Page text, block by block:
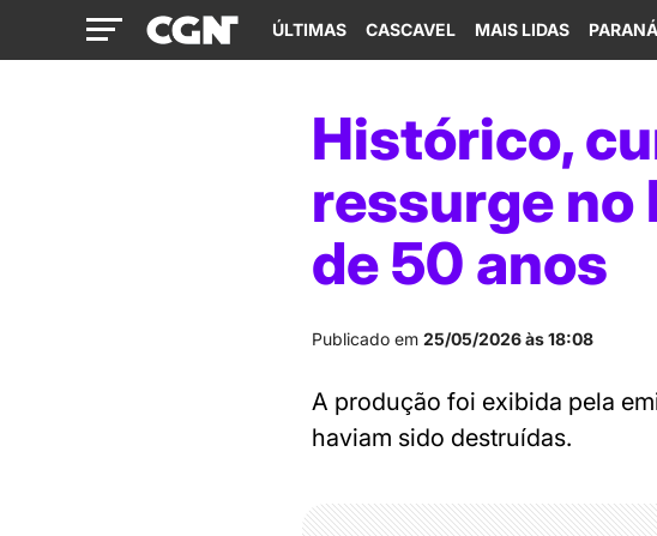
ÚLTIMAS CASCAVEL MAIS LIDAS PARANÁ
Histórico,
ressurge no
de 50 anos
Publicado em 25/05/2026 às 18:08
A produção foi exibida pela
haviam sido destruídas.